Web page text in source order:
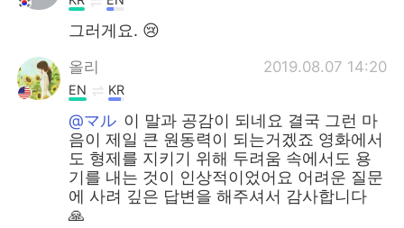
그러게요. 😢
올리 2019.08.07 14:20
EN KR
@マル 이 말과 공감이 되네요 결국 그런 마
음이 제일 큰 원동력이 되는거겠죠 영화에서
도 형제를 지키기 위해 두려움 속에서도 용
기를 내는 것이 인상적이었어요 어려운 질문
에 사려 깊은 답변을 해주셔서 감사합니다
🙏